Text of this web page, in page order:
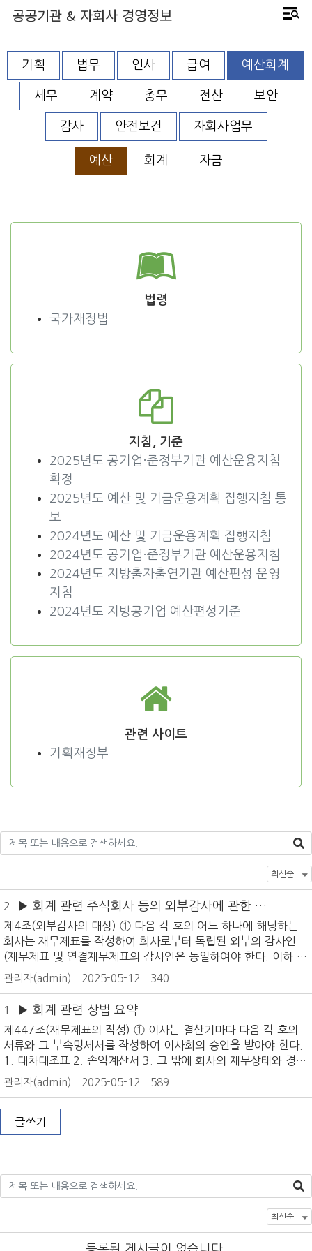
공공기관 & 자회사 경영정보
기획 법무 인사 급여 예산회계
세무 계약 총무 전산 보안
감사 안전보건 자회사업무
예산 회계 자금
법령
국가재정법
지침, 기준
2025년도 공기업·준정부기관 예산운용지침
확정
2025년도 예산 및 기금운용계획 집행지침 통
보
2024년도 예산 및 기금운용계획 집행지침
2024년도 공기업·준정부기관 예산운용지침
2024년도 지방출자출연기관 예산편성 운영
지침
2024년도 지방공기업 예산편성기준
관련 사이트
기획재정부
2
▶ 회계 관련 주식회사 등의 외부감사에 관한 법
률
제4조(외부감사의 대상) ① 다음 각 호의 어느 하나에 해당하는
회사는 재무제표를 작성하여 회사로부터 독립된 외부의 감사인
(재무제표 및 연결재무제표의 감사인은 동일하여야 한다. 이하 같
다)에 의한 회계감사를 받아야 한다. 1. 주권상장법인 2. 해당
사업연도 또는 다음 사업연도 중에 주권상장법인이 되려는 회사
3. 그 밖에 직전 사업연도 말의 자산, 부채, 종업원수 또는 매출액
등 대통령령으로 정하는 기준에 해당하는 회사. 다만, 해당 회사
가 유한회사인 경우에는 본문의 요건 외에 사원 수, 유한회사로
조직변경 후 기간 등을 고려하여 대통령령으로 정하는 기준에 해
당하는 유한회사에 한정한다. 시행령 제5조(외부감사의 대상) ①
법 제4조제1항제3호 본문에서 “직전 사업연도 말의 자산, 부채,
회사”란 다음 각 호의 어느 하나에 해당하는 회사를 말한다.1. 직
전 사업연도 말의 자산총액이 500억원 이상인 회사2. 직전 사
관리자(admin) 2025-05-12 340
1 ▶ 회계 관련 상법 요약
제447조(재무제표의 작성) ① 이사는 결산기마다 다음 각 호의
서류와 그 부속명세서를 작성하여 이사회의 승인을 받아야 한다.
1. 대차대조표 2. 손익계산서 3. 그 밖에 회사의 재무상태와 경영
성과를 표시하는 것으로서 대통령령으로 정하는 서류② 대통령령
으로 정하는 회사의 이사는 연결재무제표(聯結財務諸表)를 작성
하여 이사회의 승인을 받아야 한다. 제447조의2(영업보고서의
작성) ①이사는 매결산기에 영업보고서를 작성하여 이사회의 승
인을 얻어야 한다.②영업보고서에는 대통령령이 정하는 바에 의
및 제447조의2의 서류를 감사에게 제출하여야 한다. 제447조의
4(감사보고서) ① 감사는 제447조의3의 서류를 받은 날부터 4주
내에 감사보고서를 이사에게 제출하여야 한다. 제448조(재무제
표 등의 비치ㆍ공시) ①이사는 정기총회회일의 1주간전부터 제4
47조 및 제447조의
관리자(admin) 2025-05-12 589
글쓰기